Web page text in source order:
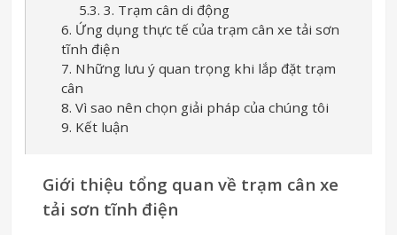
5.3. 3. Trạm cân di động
6. Ứng dụng thực tế của trạm cân xe tải sơn
tĩnh điện
7. Những lưu ý quan trọng khi lắp đặt trạm
cân
8. Vì sao nên chọn giải pháp của chúng tôi
9. Kết luận
Giới thiệu tổng quan về trạm cân xe
tải sơn tĩnh điện